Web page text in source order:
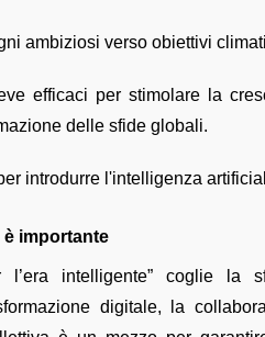
ambiziosi verso obiettivi
efficaci per stimolare la
delle sfide globali.
introdurre l'intelligenza
è importante
l’era intelligente” coglie la
digitale, la